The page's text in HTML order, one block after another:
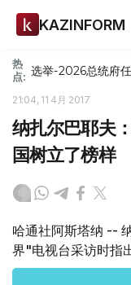
KAZINFORM
热
点: 选举-2026总统府
21:04, 11 4月 2017
纳扎尔巴耶夫
国树立了榜样
哈通社阿斯塔纳 --
界"电视台采访时指